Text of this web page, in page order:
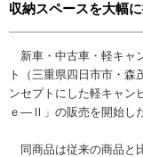
収納スペースを大幅
新車・中古車・軽キャ
ト（三重県四日市市・森
ンセプトにした軽キャン
ｅ―Ⅱ」の販売を開始し
同商品は従来の商品と